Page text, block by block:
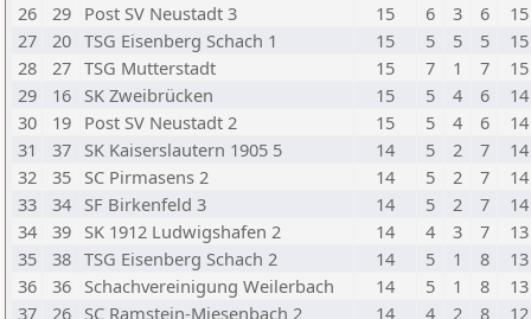
26
29 Post SV Neustadt 3 15 6 3 6
15
27
20 TSG Eisenberg Schach 1 15 5 5 5
15
28
27 TSG Mutterstadt 15 7 1 7
15
29
16 SK Zweibrücken 15 5 4 6
14
30
19 Post SV Neustadt 2 15 5 4 6
14
31
37 SK Kaiserslautern 1905 5 14 5 2 7
14
32
35 SC Pirmasens 2 14 5 2 7
14
33
34 SF Birkenfeld 3 14 5 2 7
14
34
39 SK 1912 Ludwigshafen 2 14 4 3 7
13
35
38 TSG Eisenberg Schach 2 14 5 1 8
13
36
36 Schachvereinigung Weilerbach 14 5 1 8
13
37
26 SC Ramstein-Miesenbach 2 14 4 2 8
12